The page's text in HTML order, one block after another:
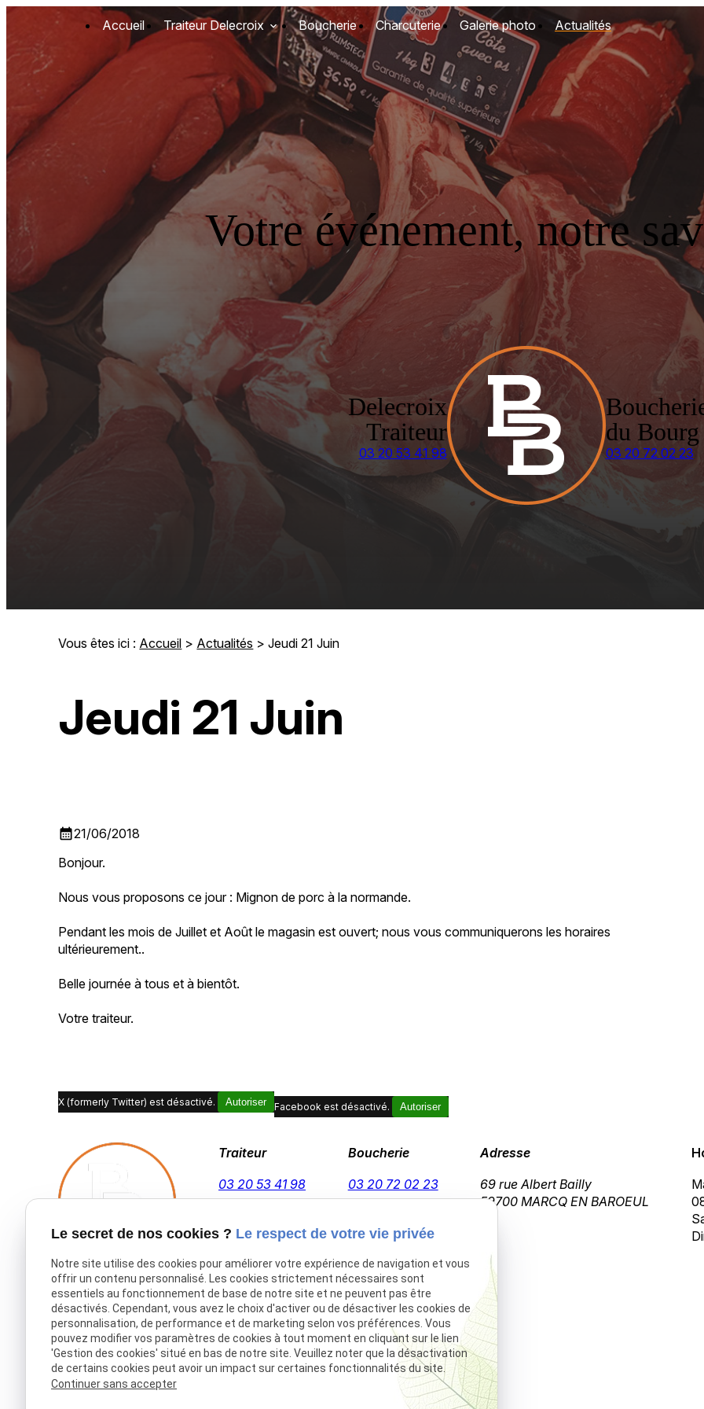
Accueil Traiteur Delecroix Boucherie Charcuterie Galerie photo Actualités
Votre événement, notre
Delecroix
Traiteur
03 20 53 41 98
du Bourg
03 20 72 02 23
Vous êtes ici : Accueil > Actualités > Jeudi 21 Juin
Jeudi 21 Juin
calendar_month21/06/2018
Bonjour.
Nous vous proposons ce jour : Mignon de porc à la normande.
Pendant les mois de Juillet et Août le magasin est ouvert; nous vous communiquerons les horaires
ultérieurement..
Belle journée à tous et à bientôt.
Votre traiteur.
X (formerly Twitter) est désactivé. Autoriser Facebook est désactivé. Autoriser
Traiteur
03 20 53 41 98
Boucherie
03 20 72 02 23
Adresse
69 rue Albert Bailly
59700 MARCQ EN BAROEUL
Accueil
Traiteur Delecroix
Boissons professionnels
Boissons particuliers
Location de matériel
Panneau de gestion des cookies
Le secret de nos cookies ? Le respect de votre vie privée
Notre site utilise des cookies pour améliorer votre expérience de navigation et vous
offrir un contenu personnalisé. Les cookies strictement nécessaires sont
essentiels au fonctionnement de base de notre site et ne peuvent pas être
désactivés. Cependant, vous avez le choix d'activer ou de désactiver les cookies de
personnalisation, de performance et de marketing selon vos préférences. Vous
pouvez modifier vos paramètres de cookies à tout moment en cliquant sur le lien
'Gestion des cookies' situé en bas de notre site. Veuillez noter que la désactivation
de certains cookies peut avoir un impact sur certaines fonctionnalités du site.
Continuer sans accepter